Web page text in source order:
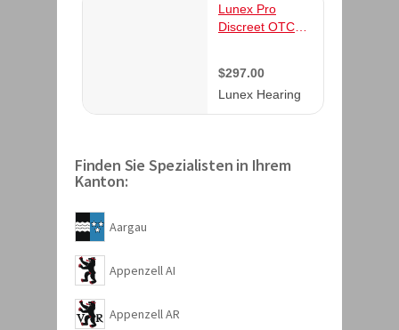
Finden Sie Spezialisten in Ihrem
Kanton:
Aargau
Appenzell AI
Appenzell AR